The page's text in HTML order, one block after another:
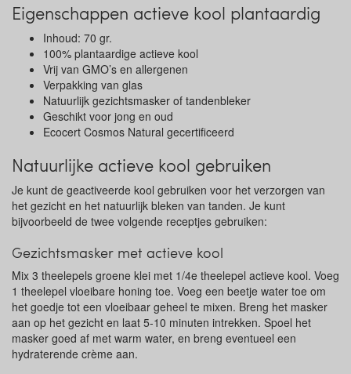
Eigenschappen actieve kool plantaardig
Inhoud: 70 gr.
100% plantaardige actieve kool
Vrij van GMO’s en allergenen
Verpakking van glas
Natuurlijk gezichtsmasker of tandenbleker
Geschikt voor jong en oud
Ecocert Cosmos Natural gecertificeerd
Natuurlijke actieve kool gebruiken
Je kunt de geactiveerde kool gebruiken voor het verzorgen van
het gezicht en het natuurlijk bleken van tanden. Je kunt
bijvoorbeeld de twee volgende receptjes gebruiken:
Gezichtsmasker met actieve kool
Mix 3 theelepels groene klei met 1/4e theelepel actieve kool. Voeg
1 theelepel vloeibare honing toe. Voeg een beetje water toe om
het goedje tot een vloeibaar geheel te mixen. Breng het masker
aan op het gezicht en laat 5-10 minuten intrekken. Spoel het
masker goed af met warm water, en breng eventueel een
hydraterende crème aan.